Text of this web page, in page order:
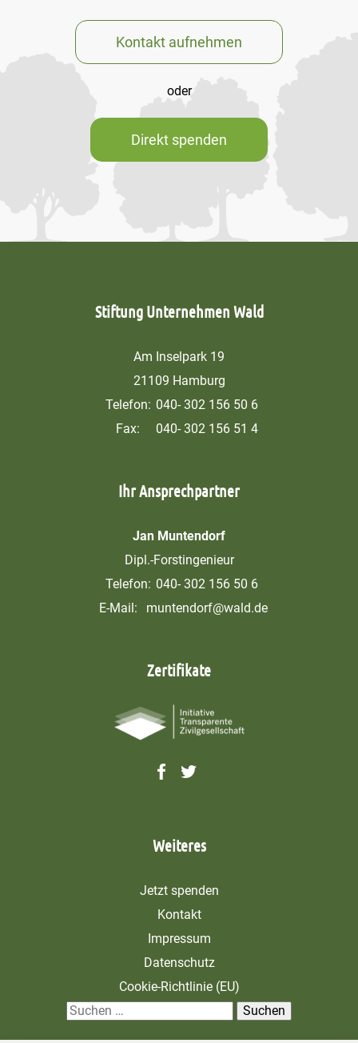
Kontakt aufnehmen
oder
Direkt spenden
Stiftung Unternehmen Wald
Am Inselpark 19
21109 Hamburg
Telefon: 040- 302 156 50 6
Fax:
040- 302 156 51 4
Ihr Ansprechpartner
Jan Muntendorf
Dipl.-Forstingenieur
Telefon: 040- 302 156 50 6
E-Mail:
muntendorf@wald.de
Zertifikate
Weiteres
Jetzt spenden
Kontakt
Impressum
Datenschutz
Cookie-Richtlinie (EU)
S